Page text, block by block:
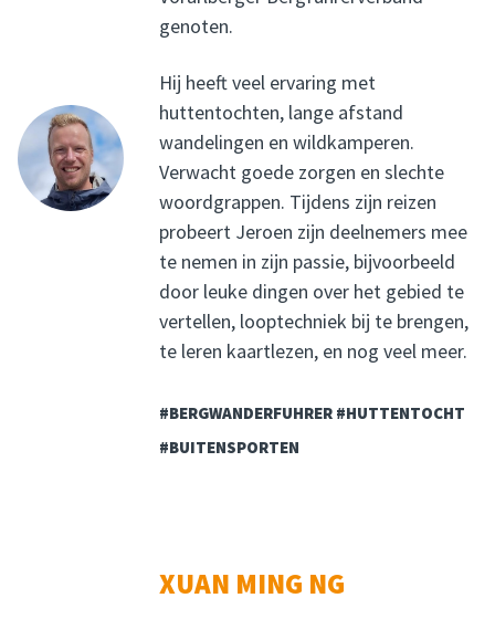
genoten.
Hij heeft veel ervaring met
huttentochten, lange afstand
wandelingen en wildkamperen.
Verwacht goede zorgen en slechte
woordgrappen. Tijdens zijn reizen
probeert Jeroen zijn deelnemers mee
te nemen in zijn passie, bijvoorbeeld
door leuke dingen over het gebied te
vertellen, looptechniek bij te brengen,
te leren kaartlezen, en nog veel meer.
#BERGWANDERFUHRER #HUTTENTOCHT
#BUITENSPORTEN
XUAN MING NG